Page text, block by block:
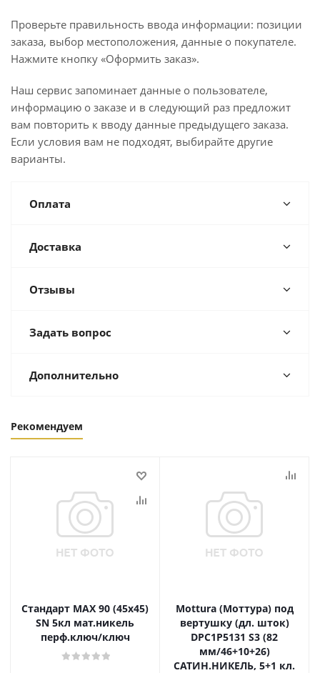
Проверьте правильность ввода информации: позиции
заказа, выбор местоположения, данные о покупателе.
Нажмите кнопку «Оформить заказ».
Наш сервис запоминает данные о пользователе,
информацию о заказе и в следующий раз предложит
вам повторить к вводу данные предыдущего заказа.
Если условия вам не подходят, выбирайте другие
варианты.
Оплата
Доставка
Отзывы
Задать вопрос
Дополнительно
Рекомендуем
Стандарт MAX 90 (45х45)
SN 5кл мат.никель
перф.ключ/ключ
Mottura (Моттура) под
вертушку (дл. шток)
DPC1P5131 S3 (82
мм/46+10+26)
САТИН.НИКЕЛЬ, 5+1 кл.